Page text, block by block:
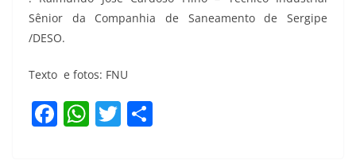
Sênior da Companhia de Saneamento de Sergipe
/DESO.
Texto e fotos: FNU
F W T